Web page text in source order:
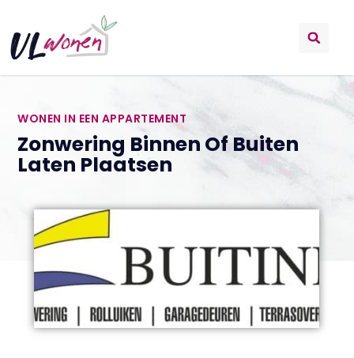
WONEN IN EEN APPARTEMENT
Zonwering Binnen Of Buiten
Laten Plaatsen